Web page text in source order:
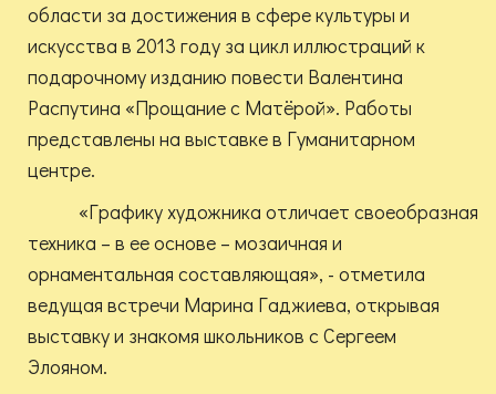
области за достижения в сфере культуры и
искусства в 2013 году за цикл иллюстраций к
подарочному изданию повести Валентина
Распутина «Прощание с Матёрой». Работы
представлены на выставке в Гуманитарном
центре.
«Графику художника отличает своеобразная
техника – в ее основе – мозаичная и
орнаментальная составляющая», - отметила
ведущая встречи Марина Гаджиева, открывая
выставку и знакомя школьников с Сергеем
Элояном.